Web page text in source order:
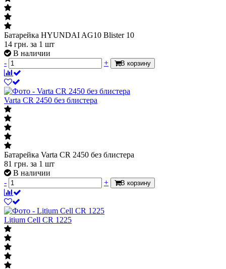
Батарейка HYUNDAI AG10 Blister 10
14 грн. за 1 шт
В наличии
-
+ В корзину
Varta CR 2450 без блистера
Батарейка Varta CR 2450 без блистера
81 грн. за 1 шт
В наличии
-
+ В корзину
Litium Cell CR 1225